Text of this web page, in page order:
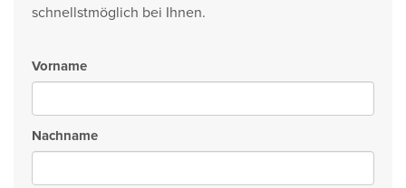
schnellstmöglich bei Ihnen.
Vorname
Nachname